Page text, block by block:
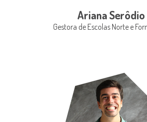
Ariana Serôdio
Gestora de Escolas Norte e